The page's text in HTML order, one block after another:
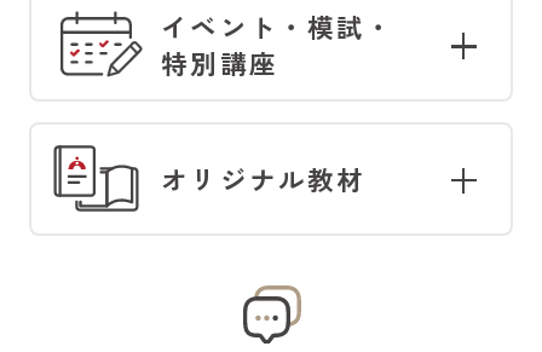
イベント・模試・
特別講座
オリジナル教材